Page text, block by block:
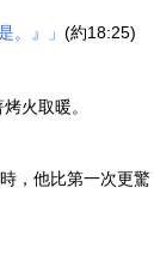
。』」(約18:25)
火取暖。
，他比第一次更驚